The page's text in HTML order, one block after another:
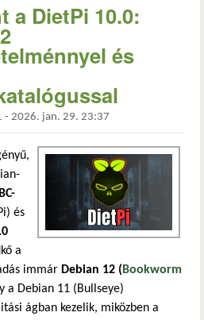
a DietPi 10.0:
és
- 2026. jan. 29. 23:37
és
a
immár Debian 12 (Bookworm
a Debian 11 (Bullseye)
ágban kezelik, miközben a